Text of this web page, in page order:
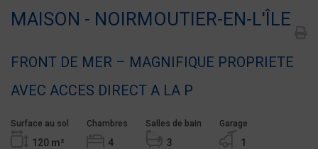
MAISON - NOIRMOUTIER-EN-L'ÎLE
FRONT DE MER – MAGNIFIQUE PROPRIETE
AVEC ACCES DIRECT A LA P
Surface au sol
120 m²
Chambres
4
Salles de bain
3
Garage
1